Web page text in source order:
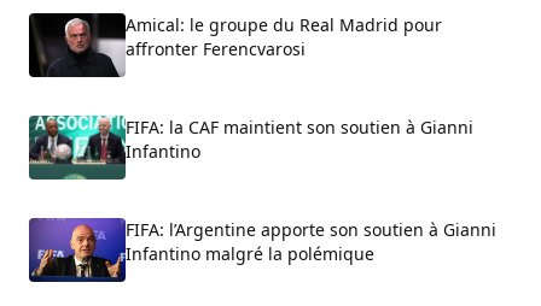
Amical: le groupe du Real Madrid pour
affronter Ferencvarosi
FIFA: la CAF maintient son soutien à Gianni
Infantino
FIFA: l’Argentine apporte son soutien à Gianni
Infantino malgré la polémique